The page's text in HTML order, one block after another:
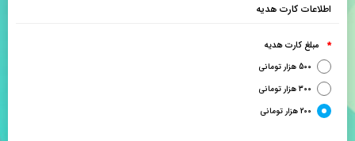
اطلاعات کارت هدیه
* مبلغ کارت هدیه
500 هزار تومانی
300 هزار تومانی
200 هزار تومانی